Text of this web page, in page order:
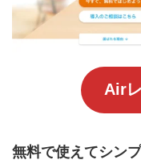
Air
無料で使えてシン